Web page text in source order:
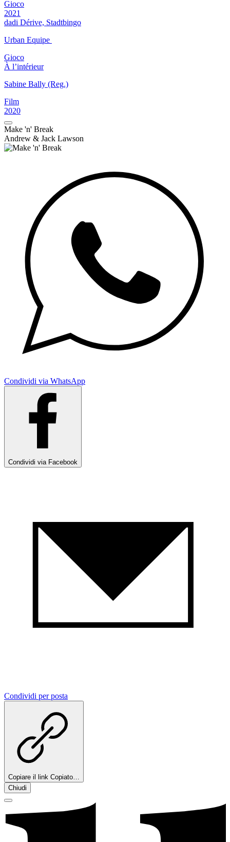
Gioco
2021
dadi Dérive, Stadtbingo
Urban Equipe
Gioco
À l’intérieur
Sabine Bally (Reg.)
Film
2020
Make 'n' Break
Andrew & Jack Lawson
Condividi via WhatsApp
Condividi via Facebook
Condividi per posta
Copiare il link Copiato…
Chiudi